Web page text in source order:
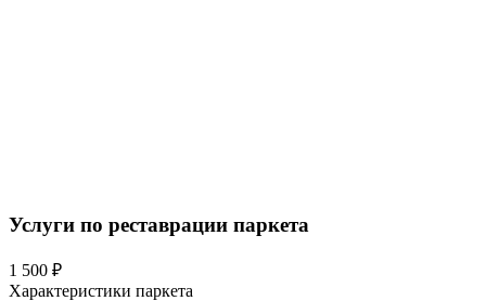
Услуги по реставрации паркета
1 500 ₽
Характеристики паркета